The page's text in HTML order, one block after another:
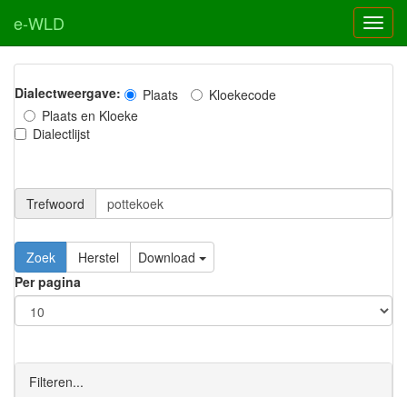
e-WLD
Dialectweergave: Plaats
Kloekecode
Plaats en Kloeke
Dialectlijst
Trefwoord
Download
Per pagina
Filteren...